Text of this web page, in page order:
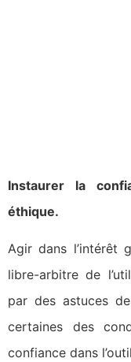
Instaurer la
éthique.
Agir dans l’intérêt
libre-arbitre de
par des astuces
certaines des
confiance dans